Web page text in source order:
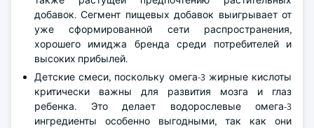
добавок. Сегмент пищевых добавок выигрывает от
уже сформированной сети распространения,
хорошего имиджа бренда среди потребителей и
высоких прибылей.
Детские смеси, поскольку омега-3 жирные кислоты
критически важны для развития мозга и глаз
ребенка. Это делает водорослевые омега-3
ингредиенты особенно выгодными, так как они